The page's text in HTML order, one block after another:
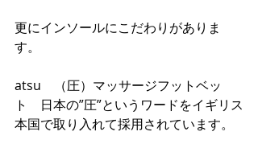
更にインソールにこだわりがありま
す。
atsu　（圧）マッサージフットベッ
ト　日本の”圧”というワードをイギリス
本国で取り入れて採用されています。